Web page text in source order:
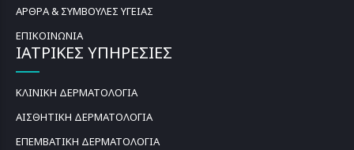
ΑΡΘΡΑ & ΣΥΜΒΟΥΛΕΣ ΥΓΕΙΑΣ
ΕΠΙΚΟΙΝΩΝΙΑ
ΙΑΤΡΙΚΕΣ ΥΠΗΡΕΣΙΕΣ
ΚΛΙΝΙΚΗ ΔΕΡΜΑΤΟΛΟΓΙΑ
ΑΙΣΘΗΤΙΚΗ ΔΕΡΜΑΤΟΛΟΓΙΑ
ΕΠΕΜΒΑΤΙΚΗ ΔΕΡΜΑΤΟΛΟΓΙΑ